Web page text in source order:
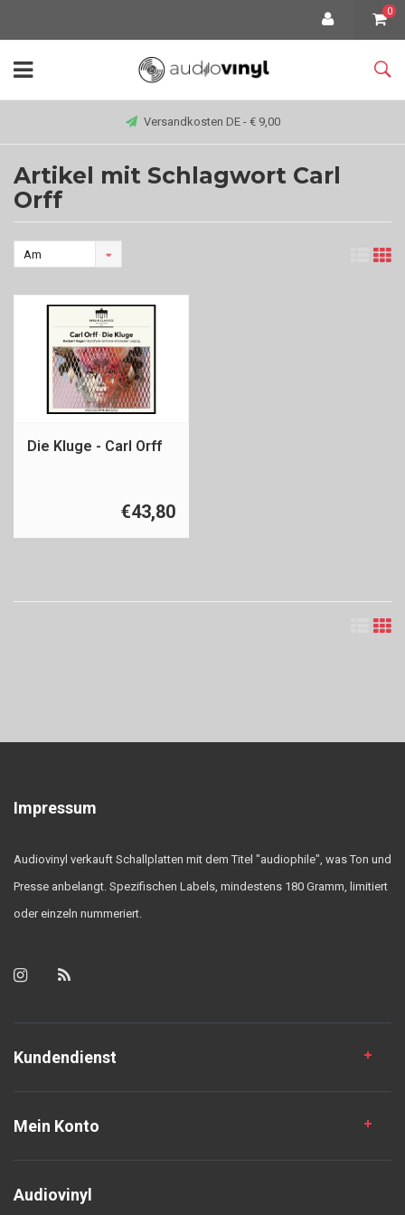
0
Versandkosten DE - € 9,00
Artikel mit Schlagwort Carl
Orff
Am
angesehen
Die Kluge - Carl Orff
€43,80
Impressum
Audiovinyl verkauft Schallplatten mit dem Titel "audiophile", was Ton und
Presse anbelangt. Spezifischen Labels, mindestens 180 Gramm, limitiert
oder einzeln nummeriert.
Kundendienst
Mein Konto
Audiovinyl